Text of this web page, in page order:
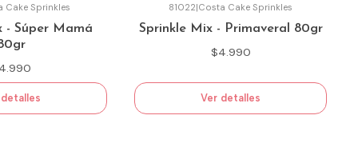
Cake Sprinkles
- Súper Mamá
81022|Costa Cake Sprinkles
Sprinkle Mix - Primaveral 80gr
$4.990
Ver detalles